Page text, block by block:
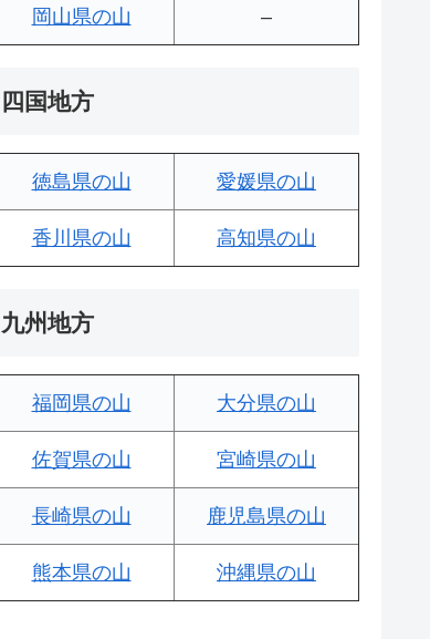
岡山県の山 –
四国地方
徳島県の山 愛媛県の山
香川県の山 高知県の山
九州地方
福岡県の山 大分県の山
佐賀県の山 宮崎県の山
長崎県の山 鹿児島県の山
熊本県の山 沖縄県の山